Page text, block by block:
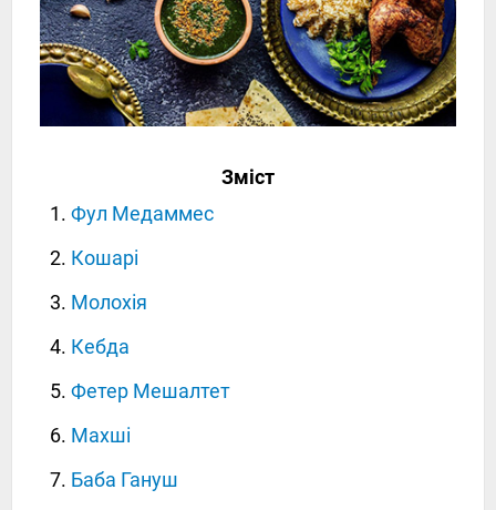
Зміст
Фул Медаммес
Кошарі
Молохія
Кебда
Фетер Мешалтет
Махші
Баба Гануш